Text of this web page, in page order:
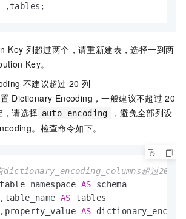
,tables;
Key 列超过两个，请重新建表，选择一到两
Key。
不建议超过 20 列
Dictionary Encoding，一般建议不超过 20
，请选择 auto encoding
，避免全部列设
。检查命令如下。
dictionary_encoding_columns超过20列
AS schema
AS tables
AS